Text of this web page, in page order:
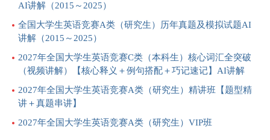
AI讲解（2015～2025）
全国大学生英语竞赛A类（研究生）历年真题及模拟试题AI
讲解（2015～2025）
2027年全国大学生英语竞赛C类（本科生）核心词汇全突破
（视频讲解）【核心释义＋例句搭配＋巧记速记】AI讲解
2027年全国大学生英语竞赛A类（研究生）精讲班【题型精
讲＋真题串讲】
2027年全国大学生英语竞赛A类（研究生）VIP班